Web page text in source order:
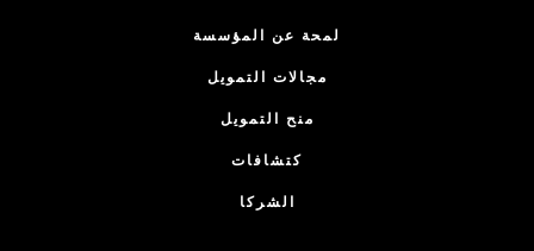
لمحة عن المؤسسة
مجالات التمويل
منح التمويل
كتشافات
الشركا